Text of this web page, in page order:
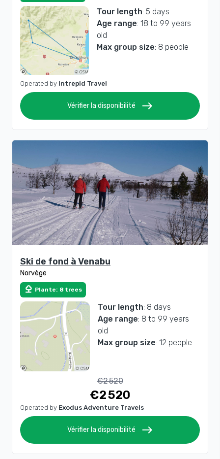
Tour length: 5 days
Age range: 18 to 99 years
old
Max group size: 8 people
Operated by Intrepid Travel
Vérifier la disponibilité east
Ski de fond à Venabu
Norvège
nature Plante: 8 trees
Tour length: 8 days
Age range: 8 to 99 years
old
Max group size: 12 people
€2 520
€2 520
Operated by Exodus Adventure Travels
Vérifier la disponibilité east